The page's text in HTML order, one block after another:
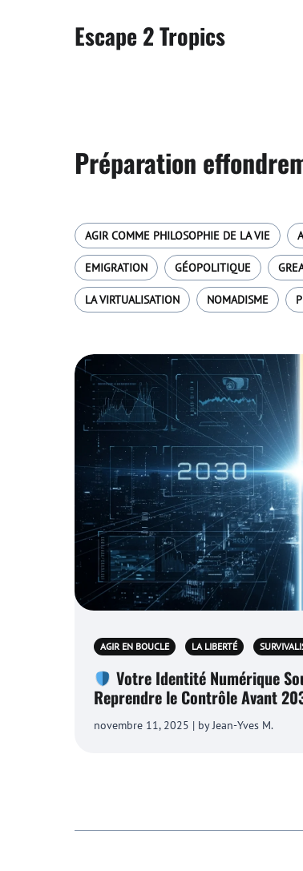
Escape 2 Tropics
Préparation
AGIR COMME PHILOSOPHIE DE LA VIE
EMIGRATION GÉOPOLITIQUE
LA VIRTUALISATION NOMADISME
AGIR EN BOUCLE LA LIBERTÉ
Votre Identité Numérique
Reprendre le Contrôle Avant
novembre 11, 2025 | by Jean-Yves M.